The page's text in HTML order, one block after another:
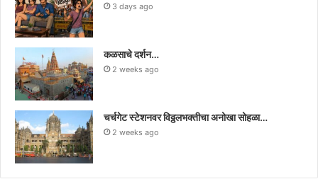
3 days ago
कळसाचे दर्शन…
2 weeks ago
चर्चगेट स्टेशनवर विठ्ठलभक्तीचा अनोखा सोहळा…
2 weeks ago